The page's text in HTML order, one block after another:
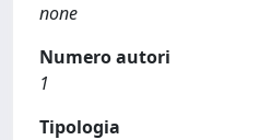
none
Numero autori
1
Tipologia